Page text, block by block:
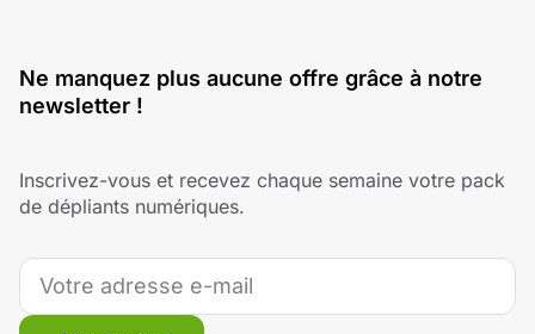
Ne manquez plus aucune offre grâce à notre
newsletter !
Inscrivez-vous et recevez chaque semaine votre pack
de dépliants numériques.